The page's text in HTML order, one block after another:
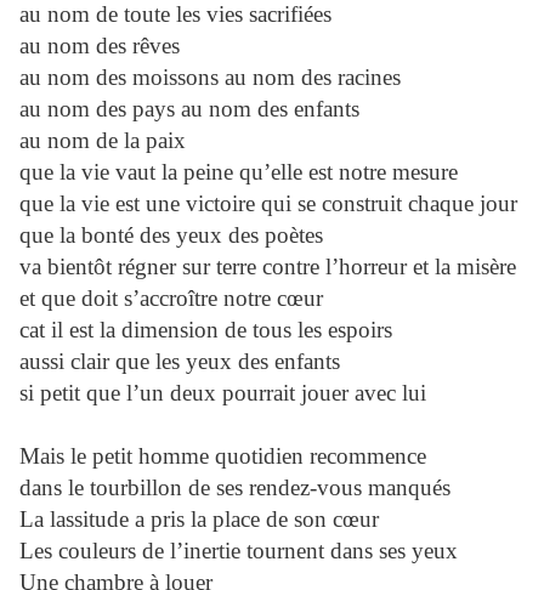
au nom de toute les vies sacrifiées
au nom des rêves
au nom des moissons au nom des racines
au nom des pays au nom des enfants
au nom de la paix
que la vie vaut la peine qu’elle est notre mesure
que la vie est une victoire qui se construit chaque jour
que la bonté des yeux des poètes
va bientôt régner sur terre contre l’horreur et la misère
et que doit s’accroître notre cœur
cat il est la dimension de tous les espoirs
aussi clair que les yeux des enfants
si petit que l’un deux pourrait jouer avec lui
Mais le petit homme quotidien recommence
dans le tourbillon de ses rendez-vous manqués
La lassitude a pris la place de son cœur
Les couleurs de l’inertie tournent dans ses yeux
Une chambre à louer